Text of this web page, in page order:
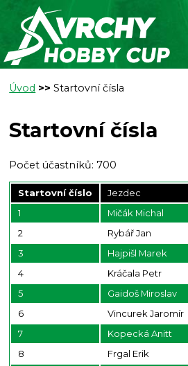
Úvod >> Startovní čísla
Startovní čísla
Počet účastníků: 700
Startovní číslo Jezdec
1
Mičák Michal
2
Rybář Jan
3
Hajpišl Marek
4
Kráčala Petr
5
Gaidoš Miroslav
6
Vincurek Jaromír
7
Kopecká Anitt
8
Frgal Erik